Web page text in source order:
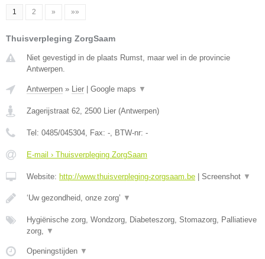
1 2 » »»
Thuisverpleging ZorgSaam
Niet gevestigd in de plaats Rumst, maar wel in de provincie
Antwerpen.
Antwerpen » Lier Google maps ▼
Zagerijstraat 62, 2500 Lier (Antwerpen)
Tel: 0485/045304, Fax: -, BTW-nr: -
E-mail › Thuisverpleging ZorgSaam
Website: http://www.thuisverpleging-zorgsaam.be Screenshot ▼
‘Uw gezondheid, onze zorg’ ▼
Hygiënische zorg, Wondzorg, Diabeteszorg, Stomazorg, Palliatieve
zorg, ▼
Openingstijden ▼